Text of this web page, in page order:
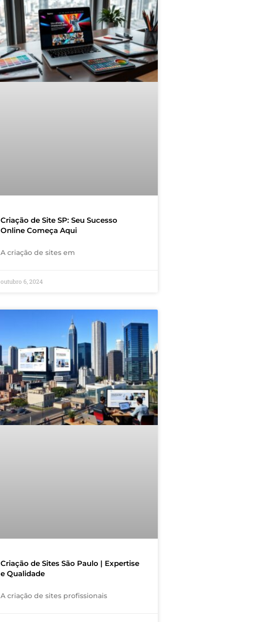
Criação de Site SP: Seu Sucesso
Online Começa Aqui
A criação de sites em
outubro 6, 2024
Criação de Sites São Paulo | Expertise
e Qualidade
A criação de sites profissionais